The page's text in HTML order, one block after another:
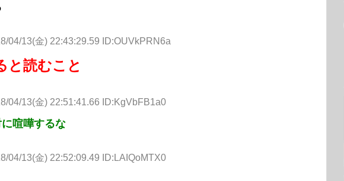
04/13(金) 22:43:29.59 ID:OUVkPRN6a
と読むこと
04/13(金) 22:51:41.66 ID:KgVbFB1a0
喧嘩するな
04/13(金) 22:52:09.49 ID:LAIQoMTX0